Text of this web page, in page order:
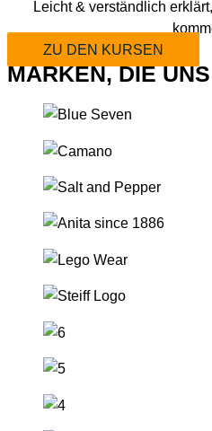
Leicht & verständlich
ZU DEN KURSEN
MARKEN, DIE